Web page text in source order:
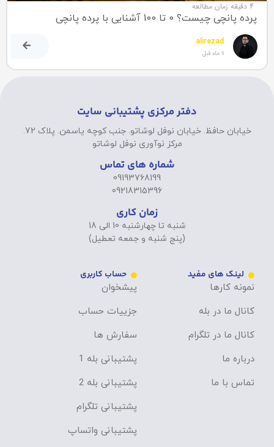
4 دقیقه زمان مطالعه
پرده پانچی چیست؟ 0 تا 100 آشنایی با پرده پانچی
alirezad
11 ماه قبل
دفتر مرکزی پشتیبانی سایت
خیابان حافظ. خیابان نوفل لوشاتو. جنب کوچه یاسمن. پلاک 72.
مرکز نوآوری نوفل لوشاتو
شماره های تماس
09193768199
09218315396
زمان کاری
شنبه تا چهارشنبه 10 الی 18
(پنج شنبه و جمعه تعطیل)
لینک های مفید
نمونه کارها
کانال ما در بله
کانال ما در تلگرام
درباره ما
تماس با ما
حساب کاربری
پیشخوان
جزییات حساب
سفارش ها
پشتیبانی بله 1
پشتیبانی بله 2
پشتیبانی تلگرام
پشتیبانی واتساپ